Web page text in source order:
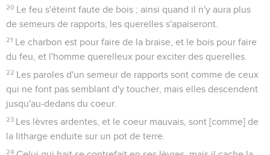
20 Le feu s'éteint faute de bois ; ainsi quand il n'y aura plus
de semeurs de rapports, les querelles s'apaiseront.
21 Le charbon est pour faire de la braise, et le bois pour faire
du feu, et l'homme querelleux pour exciter des querelles.
22 Les paroles d'un semeur de rapports sont comme de ceux
qui ne font pas semblant d'y toucher, mais elles descendent
jusqu'au-dedans du coeur.
23 Les lèvres ardentes, et le coeur mauvais, sont [comme] de
la litharge enduite sur un pot de terre.
24